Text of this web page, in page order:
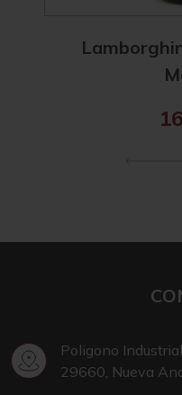
Poligono
29660, Nueva